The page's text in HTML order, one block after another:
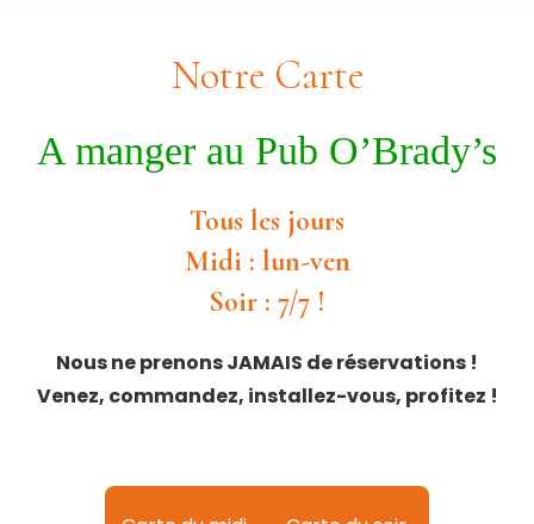
Notre Carte
A manger au Pub O’Brady’s
Tous les jours
Midi : lun-ven
Soir : 7/7 !
Nous ne prenons JAMAIS de réservations !
Venez, commandez, installez-vous, profitez !